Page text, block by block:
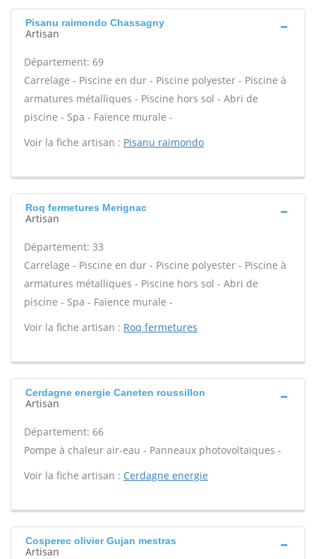
Pisanu raimondo Chassagny
Artisan
Département: 69
Carrelage - Piscine en dur - Piscine polyester - Piscine à
armatures métalliques - Piscine hors sol - Abri de
piscine - Spa - Faïence murale -
Voir la fiche artisan : Pisanu raimondo
Roq fermetures Merignac
Artisan
Département: 33
Carrelage - Piscine en dur - Piscine polyester - Piscine à
armatures métalliques - Piscine hors sol - Abri de
piscine - Spa - Faïence murale -
Voir la fiche artisan : Roq fermetures
Cerdagne energie Caneten roussillon
Artisan
Département: 66
Pompe à chaleur air-eau - Panneaux photovoltaïques -
Voir la fiche artisan : Cerdagne energie
Cosperec olivier Gujan mestras
Artisan